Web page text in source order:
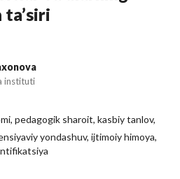
instituti
pedagogik sharoit, kasbiy tanlov,
yondashuv, ijtimoiy himoya,